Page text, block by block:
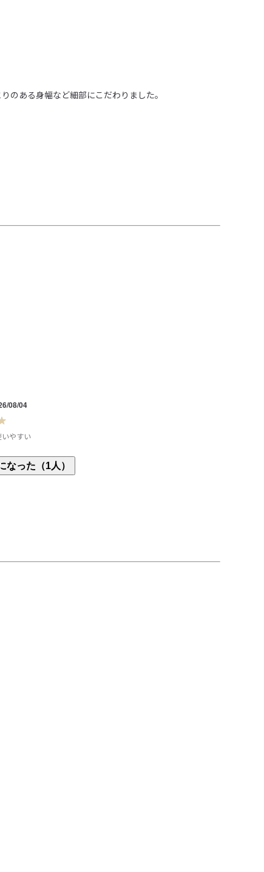
のある身幅など細部にこだわりました。
08/04
やすい
かく着心地が良いです。シンプルなデザインで
く、1枚でもインナーとしても活躍します。普段使
なった（1人）